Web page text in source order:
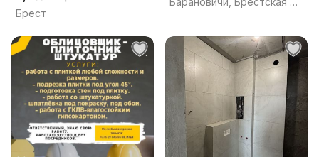
Брест